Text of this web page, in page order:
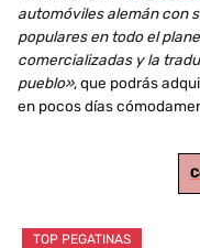
automóviles alemán con
populares en todo el
comercializadas y la
pueblo», que podrás
en pocos días
TOP PEGATINAS